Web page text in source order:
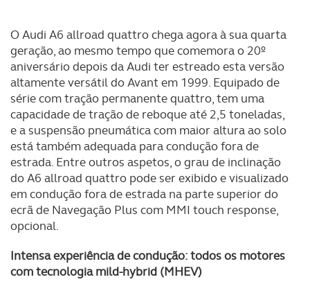
O Audi A6 allroad quattro chega agora à sua quarta
geração, ao mesmo tempo que comemora o 20º
aniversário depois da Audi ter estreado esta versão
altamente versátil do Avant em 1999. Equipado de
série com tração permanente quattro, tem uma
capacidade de tração de reboque até 2,5 toneladas,
e a suspensão pneumática com maior altura ao solo
está também adequada para condução fora de
estrada. Entre outros aspetos, o grau de inclinação
do A6 allroad quattro pode ser exibido e visualizado
em condução fora de estrada na parte superior do
ecrã de Navegação Plus com MMI touch response,
opcional.
Intensa experiência de condução: todos os motores
com tecnologia mild-hybrid (MHEV)